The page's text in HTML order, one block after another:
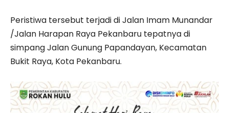
Peristiwa tersebut terjadi di Jalan Imam Munandar
/Jalan Harapan Raya Pekanbaru tepatnya di
simpang Jalan Gunung Papandayan, Kecamatan
Bukit Raya, Kota Pekanbaru.